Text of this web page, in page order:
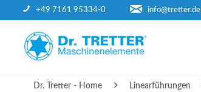
+49 7161 95334-0 info@tretter.de
Dr. Tretter - Home Linearführungen
DR. TRETTER - HOME